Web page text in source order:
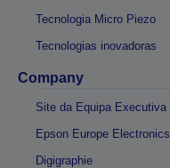
Tecnologia Micro Piezo
Tecnologias inovadoras
Company
Site da Equipa Executiva
Epson Europe Electronics
Digigraphie